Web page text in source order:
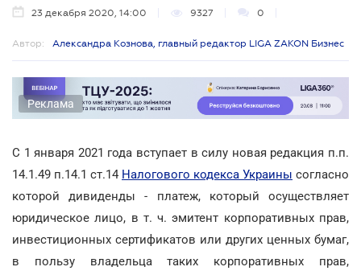
23 декабря 2020, 14:00 9327 0
Автор: Александра Кознова, главный редактор LIGA ZAKON Бизнес
Реклама
С 1 января 2021 года вступает в силу новая редакция п.п.
14.1.49 п.14.1 ст.14 Налогового кодекса Украины согласно
которой дивиденды - платеж, который осуществляет
юридическое лицо, в т. ч. эмитент корпоративных прав,
инвестиционных сертификатов или других ценных бумаг,
в пользу владельца таких корпоративных прав,